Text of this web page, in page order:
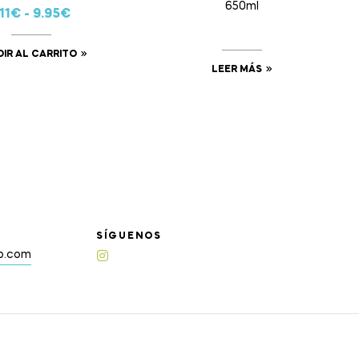
€- 9.95€
AL CARRITO
650ml
LEER MÁS
SÍGUENOS